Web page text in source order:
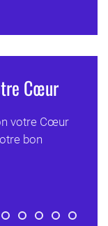
Cœur
votre Cœur
bon
cœur selon votre
nos cœurs
nous avez créés
ce qui n’est pas
Votre amour et
En vous, Cœur
AllezDeux